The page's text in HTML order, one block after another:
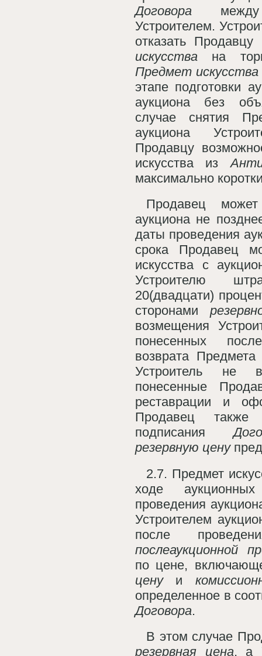
Договорамежду
Устроителем.
отказать
искусствана
Предмет
этапе подготовки
аукциона без
случае снятия
аукциона
Продавцу
искусства из
максимально
Продавец
аукциона не
даты проведения
срока Продавец
искусства с
Устроителю
20(двадцати)
сторонами
возмещения
понесенных
возврата Предмета
Устроитель не
понесенные
реставрации и
Продавец
подписания
резервную цену
2.7. Предмет
ходе
проведения
Устроителем
после
послеаукционной
по цене,
ценуи
определенное в
Договора.
В этом случае
резервная цена, а